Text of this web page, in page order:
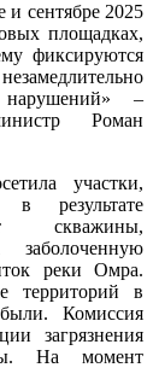
сентябре 2025
площадках,
фиксируются
–
Роман
участки,
результате
скважины,
реки Омра.
территорий в
Комиссия
загрязнения
На момент